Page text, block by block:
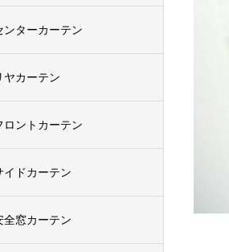
ンターカーテン
ヤカーテン
ロントカーテン
イドカーテン
全窓カーテン